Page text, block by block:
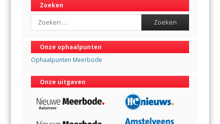
Zoeken
Search
Onze ophaalpunten
Ophaalpunten Meerbode
Onze uitgaven